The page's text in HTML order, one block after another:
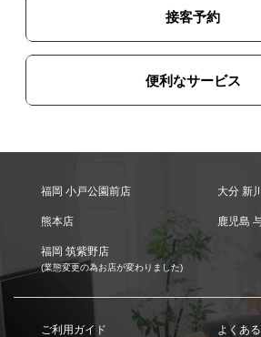
接客予約
便利なサービス
福岡 小戸公園前店 大分 新
熊本店 鹿児島
福岡 筑紫野店
(業態変更の為お店が変わりました)
ご利用ガイド よくあ